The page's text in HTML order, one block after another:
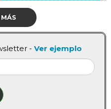
- Ver ejemplo